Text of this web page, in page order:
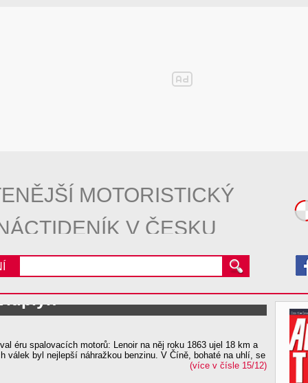
MOTORISTICKÝ
V ČESKU
éru spalovacích motorů: Lenoir na něj roku 1863 ujel 18 km a
válek byl nejlepší náhražkou benzinu. V Číně, bohaté na uhlí, se
(více v čísle 15/12)